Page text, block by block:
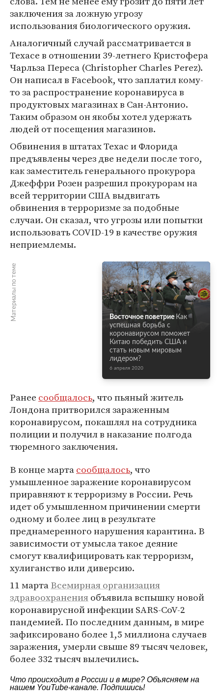
заключения за ложную угрозу
использования биологического оружия.
Аналогичный случай рассматривается в
Техасе в отношении 39-летнего Кристофера
Чарльза Переса (Christopher Charles Perez).
Он написал в Facebook, что заплатил кому-
то за распространение коронавируса в
продуктовых магазинах в Сан-Антонио.
Таким образом он якобы хотел удержать
людей от посещения магазинов.
Обвинения в штатах Техас и Флорида
предъявлены через две недели после того,
как заместитель генерального прокурора
Джеффри Розен разрешил прокурорам на
всей территории США выдвигать
обвинения в терроризме за подобные
случаи. Он сказал, что угрозы или попытки
использовать COVID-19 в качестве оружия
неприемлемы.
Материалы по теме Восточное поветрие Как
успешная борьба с
коронавирусом поможет
Китаю победить США и
стать новым мировым
лидером?
6 апреля 2020
Ранее сообщалось, что пьяный житель
Лондона притворился зараженным
коронавирусом, покашлял на сотрудника
полиции и получил в наказание полгода
тюремного заключения.
В конце мартасообщалось, что
умышленное заражение коронавирусом
приравняют к терроризму в России. Речь
идет об умышленном причинении смерти
одному и более лиц в результате
преднамеренного нарушения карантина. В
зависимости от умысла такое деяние
смогут квалифицировать как терроризм,
хулиганство или диверсию.
11 мартаВсемирная организация
здравоохранения объявила вспышку новой
коронавирусной инфекции SARS-CoV-2
пандемией. По последним данным, в мире
зафиксировано более 1,5 миллиона случаев
заражения, умерли свыше 89 тысяч человек,
более 332 тысяч вылечились.
Что происходит в России и в мире? Объясняем на
нашем YouTube-канале. Подпишись!